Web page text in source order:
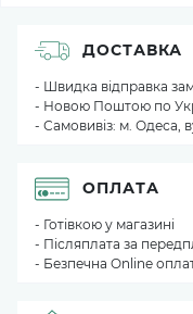
ДОСТАВКА
- Швидка відправка
- Новою Поштою по
- Самовивіз: м. Одеса,
ОПЛАТА
- Готівкою у магазині
- Післяплата за
- Безпечна Online